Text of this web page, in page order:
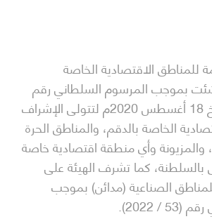
للمناطق الاقتصادية الخاصة
بموجب المرسوم السلطاني رقم
(105/ 2020) بتاريخ 18 أغسطس 2020م لتتولى الإشراف
الخاصة بالدقم، والمناطق الحرة
وأي منطقة اقتصادية خاصة
كما تشرف الهيئة على
الصناعية (مدائن) بموجب
/ 2022).